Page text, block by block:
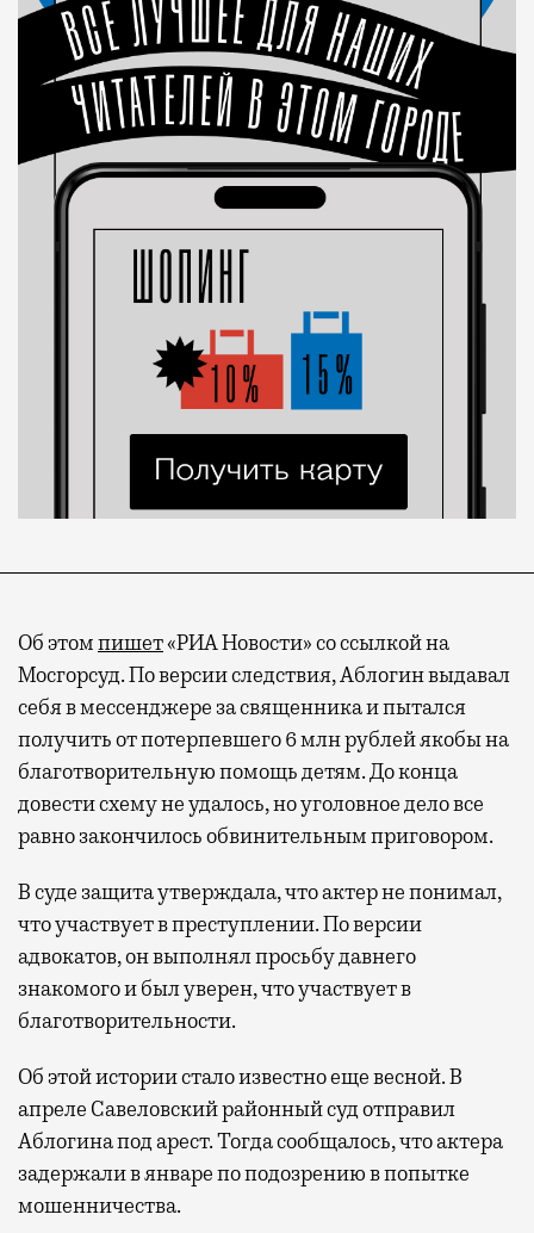
Об этомпишет«РИА Новости» со ссылкой на
Мосгорсуд. По версии следствия, Аблогин выдавал
себя в мессенджере за священника и пытался
получить от потерпевшего 6 млн рублей якобы на
благотворительную помощь детям. До конца
довести схему не удалось, но уголовное дело все
равно закончилось обвинительным приговором.
В суде защита утверждала, что актер не понимал,
что участвует в преступлении. По версии
адвокатов, он выполнял просьбу давнего
знакомого и был уверен, что участвует в
благотворительности.
Об этой истории стало известно еще весной. В
апреле Савеловский районный суд отправил
Аблогина под арест. Тогда сообщалось, что актера
задержали в январе по подозрению в попытке
мошенничества.